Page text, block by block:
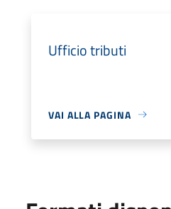
Ufficio tributi
VAI ALLA PAGINA